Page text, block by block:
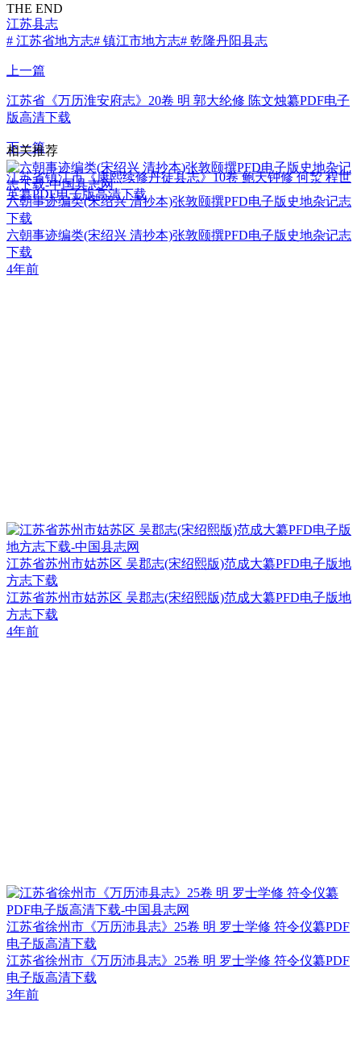
THE END
江苏县志
# 江苏省地方志# 镇江市地方志# 乾隆丹阳县志
上一篇
江苏省《万历淮安府志》20卷 明 郭大纶修 陈文烛纂PDF电子
版高清下载
下一篇
江苏省镇江市《康熙续修丹徒县志》10卷 鲍天钟修 何洯 程世
英纂PDF电子版高清下载
相关推荐
六朝事迹编类(宋绍兴 清抄本)张敦颐撰PFD电子版史地杂记志
下载
六朝事迹编类(宋绍兴 清抄本)张敦颐撰PFD电子版史地杂记志
下载
4年前
江苏省苏州市姑苏区 吴郡志(宋绍熙版)范成大纂PFD电子版地
方志下载
江苏省苏州市姑苏区 吴郡志(宋绍熙版)范成大纂PFD电子版地
方志下载
4年前
江苏省徐州市《万历沛县志》25卷 明 罗士学修 符令仪纂PDF
电子版高清下载
江苏省徐州市《万历沛县志》25卷 明 罗士学修 符令仪纂PDF
电子版高清下载
3年前